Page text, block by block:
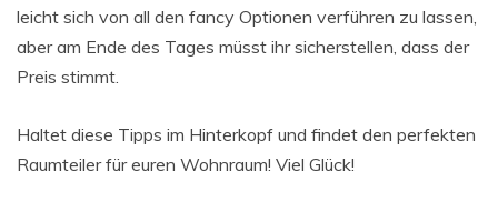
leicht sich von all den fancy Optionen verführen zu lassen,
aber am Ende des Tages müsst ihr sicherstellen, dass der
Preis stimmt.
Haltet diese Tipps im Hinterkopf und findet den perfekten
Raumteiler für euren Wohnraum! Viel Glück!